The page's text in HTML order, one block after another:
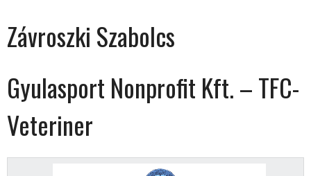
Závroszki Szabolcs
Gyulasport Nonprofit Kft. – TFC-
Veteriner